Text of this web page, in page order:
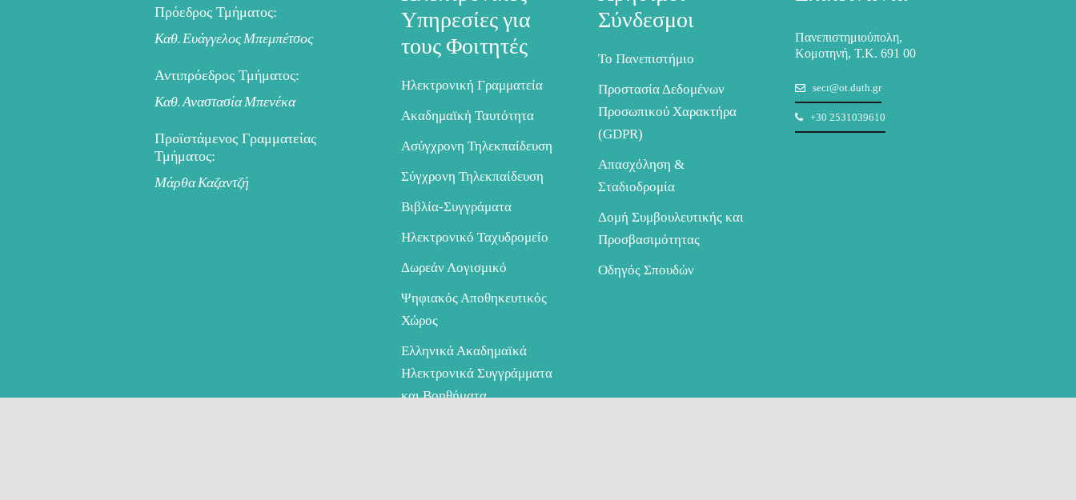
Πρόεδρος Τμήματος:
Καθ. Ευάγγελος Μπεμπέτσος
Αντιπρόεδρος Τμήματος:
Καθ. Αναστασία Μπενέκα
Προϊστάμενος Γραμματείας
Τμήματος:
Μάρθα Καζαντζή
Υπηρεσίες για
τους Φοιτητές
Ηλεκτρονική Γραμματεία
Ακαδημαϊκή Ταυτότητα
Ασύγχρονη Τηλεκπαίδευση
Σύγχρονη Τηλεκπαίδευση
Βιβλία-Συγγράματα
Ηλεκτρονικό Ταχυδρομείο
Δωρεάν Λογισμικό
Ψηφιακός Αποθηκευτικός
Χώρος
Ελληνικά Ακαδημαϊκά
Ηλεκτρονικά Συγγράμματα
και Βοηθήματα
Σύνδεσμοι
Το Πανεπιστήμιο
Προστασία Δεδομένων
Προσωπικού Χαρακτήρα
(GDPR)
Απασχόληση &
Σταδιοδρομία
Δομή Συμβουλευτικής και
Προσβασιμότητας
Οδηγός Σπουδών
Πανεπιστημιούπολη,
Κομοτηνή, Τ.Κ. 691 00
secr@ot.duth.gr
+30 2531039610